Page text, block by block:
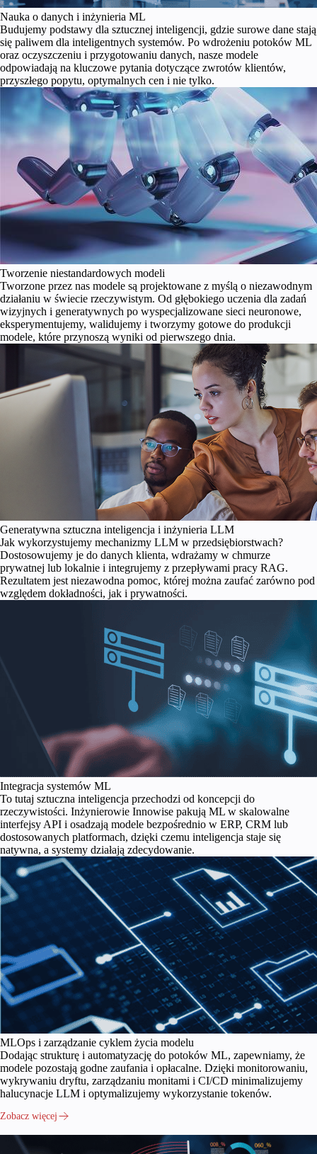
Nauka o danych i inżynieria ML
Budujemy podstawy dla sztucznej inteligencji, gdzie surowe dane stają
się paliwem dla inteligentnych systemów. Po wdrożeniu potoków ML
oraz oczyszczeniu i przygotowaniu danych, nasze modele
odpowiadają na kluczowe pytania dotyczące zwrotów klientów,
przyszłego popytu, optymalnych cen i nie tylko.
Tworzenie niestandardowych modeli
Tworzone przez nas modele są projektowane z myślą o niezawodnym
działaniu w świecie rzeczywistym. Od głębokiego uczenia dla zadań
wizyjnych i generatywnych po wyspecjalizowane sieci neuronowe,
eksperymentujemy, walidujemy i tworzymy gotowe do produkcji
modele, które przynoszą wyniki od pierwszego dnia.
Generatywna sztuczna inteligencja i inżynieria LLM
Jak wykorzystujemy mechanizmy LLM w przedsiębiorstwach?
Dostosowujemy je do danych klienta, wdrażamy w chmurze
prywatnej lub lokalnie i integrujemy z przepływami pracy RAG.
Rezultatem jest niezawodna pomoc, której można zaufać zarówno pod
względem dokładności, jak i prywatności.
Integracja systemów ML
To tutaj sztuczna inteligencja przechodzi od koncepcji do
rzeczywistości. Inżynierowie Innowise pakują ML w skalowalne
interfejsy API i osadzają modele bezpośrednio w ERP, CRM lub
dostosowanych platformach, dzięki czemu inteligencja staje się
natywna, a systemy działają zdecydowanie.
MLOps i zarządzanie cyklem życia modelu
Dodając strukturę i automatyzację do potoków ML, zapewniamy, że
modele pozostają godne zaufania i opłacalne. Dzięki monitorowaniu,
wykrywaniu dryftu, zarządzaniu monitami i CI/CD minimalizujemy
halucynacje LLM i optymalizujemy wykorzystanie tokenów.
Zobacz więcej